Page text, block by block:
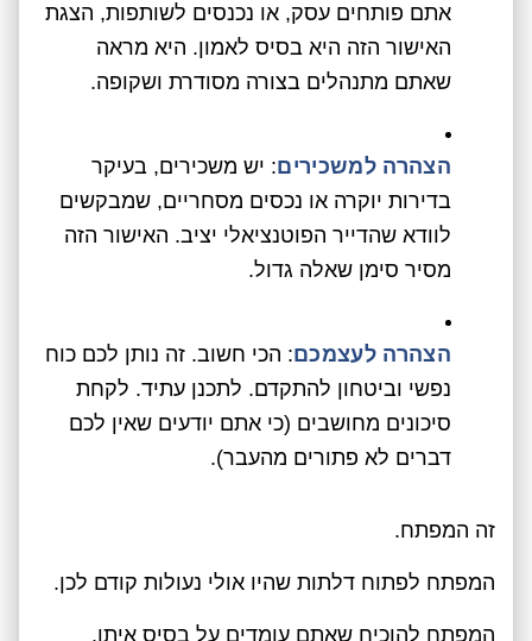
אתם פותחים עסק, או נכנסים לשותפות, הצגת
האישור הזה היא בסיס לאמון. היא מראה
שאתם מתנהלים בצורה מסודרת ושקופה.
הצהרה למשכירים: יש משכירים, בעיקר
בדירות יוקרה או נכסים מסחריים, שמבקשים
לוודא שהדייר הפוטנציאלי יציב. האישור הזה
מסיר סימן שאלה גדול.
הצהרה לעצמכם: הכי חשוב. זה נותן לכם כוח
נפשי וביטחון להתקדם. לתכנן עתיד. לקחת
סיכונים מחושבים (כי אתם יודעים שאין לכם
דברים לא פתורים מהעבר).
זה המפתח.
המפתח לפתוח דלתות שהיו אולי נעולות קודם לכן.
המפתח להוכיח שאתם עומדים על בסיס איתן.